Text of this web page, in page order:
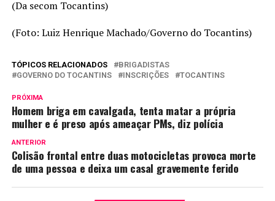
(Da secom Tocantins)
(Foto: Luiz Henrique Machado/Governo do Tocantins)
TÓPICOS RELACIONADOS
BRIGADISTAS
GOVERNO DO TOCANTINS
INSCRIÇÕES TOCANTINS
PRÓXIMA
Homem briga em cavalgada, tenta matar a própria
mulher e é preso após ameaçar PMs, diz polícia
ANTERIOR
Colisão frontal entre duas motocicletas provoca morte
de uma pessoa e deixa um casal gravemente ferido